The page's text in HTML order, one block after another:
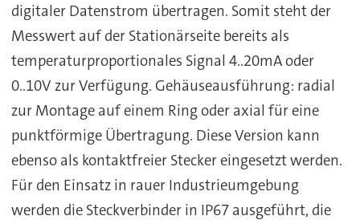
digitaler Datenstrom übertragen. Somit steht der
Messwert auf der Stationärseite bereits als
temperaturproportionales Signal 4..20mA oder
0..10V zur Verfügung. Gehäuseausführung: radial
zur Montage auf einem Ring oder axial für eine
punktförmige Übertragung. Diese Version kann
ebenso als kontaktfreier Stecker eingesetzt werden.
Für den Einsatz in rauer Industrieumgebung
werden die Steckverbinder in IP67 ausgeführt, die